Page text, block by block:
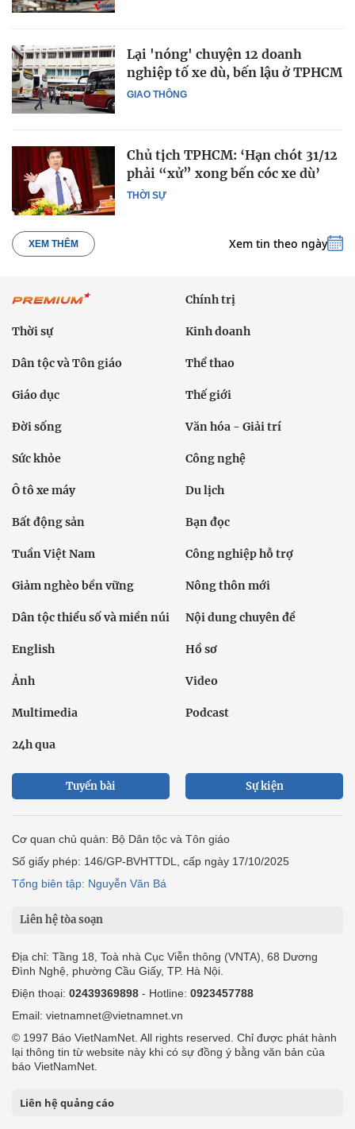
GIAO THÔNG
Lại 'nóng' chuyện 12 doanh
nghiệp tố xe dù, bến lậu ở TPHCM
THỜI SỰ
Chủ tịch TPHCM: ‘Hạn chót 31/12
phải “xử” xong bến cóc xe dù’
XEM THÊM Xem tin theo ngày
Chính trị
Thời sự Kinh doanh
Dân tộc và Tôn giáo Thể thao
Giáo dục Thế giới
Đời sống Văn hóa - Giải trí
Sức khỏe Công nghệ
Ô tô xe máy Du lịch
Bất động sản Bạn đọc
Tuần Việt Nam Công nghiệp hỗ trợ
Giảm nghèo bền vững Nông thôn mới
Dân tộc thiểu số và miền núi Nội dung chuyên đề
English Hồ sơ
Ảnh Video
Multimedia Podcast
24h qua
Tuyến bài Sự kiện
Cơ quan chủ quản: Bộ Dân tộc và Tôn giáo
Số giấy phép: 146/GP-BVHTTDL, cấp ngày 17/10/2025
Tổng biên tập: Nguyễn Văn Bá
Liên hệ tòa soạn
Địa chỉ: Tầng 18, Toà nhà Cục Viễn thông (VNTA), 68 Dương
Đình Nghệ, phường Cầu Giấy, TP. Hà Nội.
Điện thoại: 02439369898 - Hotline: 0923457788
Email: vietnamnet@vietnamnet.vn
© 1997 Báo VietNamNet. All rights reserved. Chỉ được phát hành
lại thông tin từ website này khi có sự đồng ý bằng văn bản của
báo VietNamNet.
Liên hệ quảng cáo